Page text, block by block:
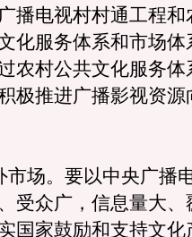
播电视村村通工程和
化服务体系和市场体
农村公共文化服务体
极推进广播影视资
场。要以中央广播
受众广，信息量大
国家鼓励和支持文